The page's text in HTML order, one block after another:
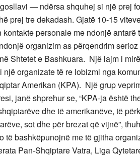
— ndërsa shquhej si një prej
prej tre dekadash. Gjatë 10-15
personale me ndonjë antarë
organizim as përqendrim
Shtetet e Bashkuara. Një lajm i
organizate të re lobizmi nga
Amerikan (KPA). Një grup
janë shprehur se, “KPA-ja është
dhe të amerikanëve, të
sot dhe për brezat që vijnë”,
të bashkëpunojnë me të gjitha
Pan-Shqiptare Vatra, Liga